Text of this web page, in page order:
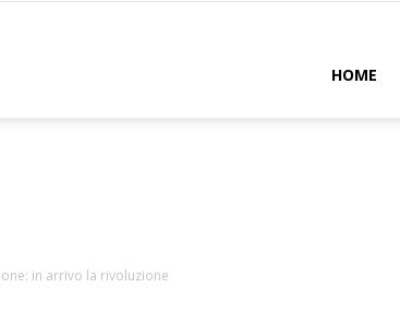
HOME
in arrivo la rivoluzione